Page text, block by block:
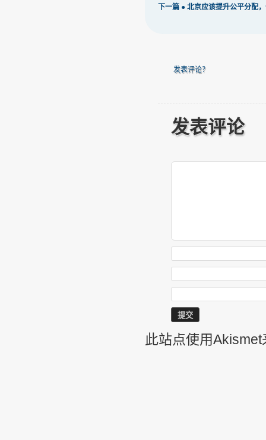
下一篇 ● 北京应该提升公平分配
发表评论？
发表评论
此站点使用